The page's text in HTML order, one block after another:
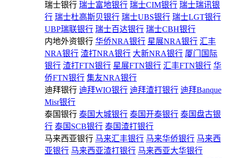
瑞士银行 瑞士富地银行 瑞士CIM银行 瑞士瑞讯银
行 瑞士杜高斯贝银行 瑞士UBS银行 瑞士LGT银行
UBP瑞联银行 瑞士百达银行 瑞士CBH银行
内地外资银行 华侨NRA银行 星展NRA银行 汇丰
NRA银行 渣打NRA银行 大新NRA银行 厦门国际
银行 渣打FTN银行 星展FTN银行 汇丰FTN银行 华
侨FTN银行 集友NRA银行
迪拜银行 迪拜WIO银行 迪拜渣打银行 迪拜Banque
Misr银行
泰国银行 泰国大城银行 泰国开泰银行 泰国盘古银
行 泰国SCB银行 泰国渣打银行
马来西亚银行 马来汇丰银行 马来华侨银行 马来西
亚银行 马来西亚渣打银行 马来西亚大华银行